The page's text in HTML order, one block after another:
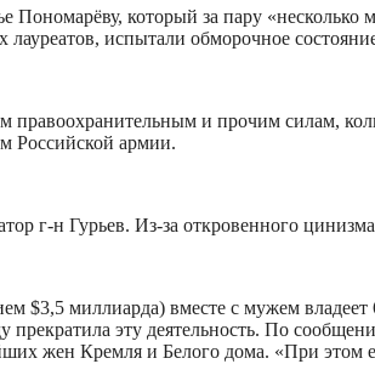
который за пару
лауреатов, испытали обморочное
и прочим силам,
Российской армии.
г-н Гурьев. Из-за откровенного
$3,5 миллиарда) вместе с мужем
эту деятельность. По
жен Кремля и Белого дома. «При